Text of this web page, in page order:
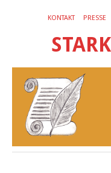
KONTAKT PRESSE